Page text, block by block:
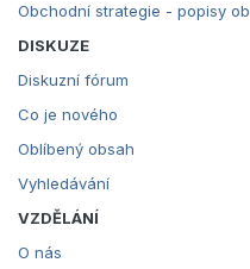
Obchodní strategie - popisy
DISKUZE
Diskuzní fórum
Co je nového
Oblíbený obsah
Vyhledávání
VZDĚLÁNÍ
O nás